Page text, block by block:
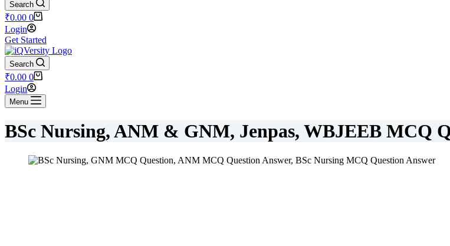
Search
₹0.00 0
Login
Get Started
Search
₹0.00 0
Login
Menu
BSc Nursing, ANM & GNM, Jenpas, WBJEEB MCQ